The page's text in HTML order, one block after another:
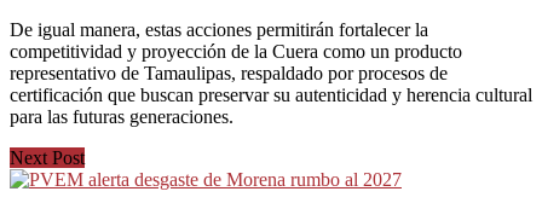
De igual manera, estas acciones permitirán fortalecer la
competitividad y proyección de la Cuera como un producto
representativo de Tamaulipas, respaldado por procesos de
certificación que buscan preservar su autenticidad y herencia cultural
para las futuras generaciones.
Next Post